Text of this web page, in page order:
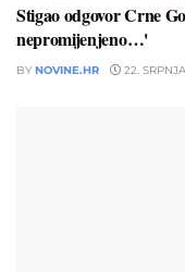
Stigao odgovor Crne
nepromijenjeno…'
BY NOVINE.HR 22.